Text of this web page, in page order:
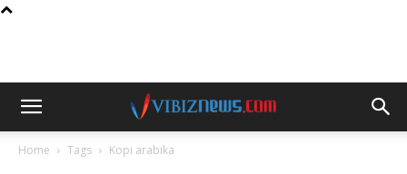
Home Tags Kopi arabika